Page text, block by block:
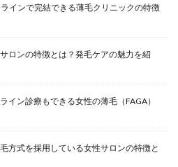
インで完結できる薄毛クリニックの特徴
ロンの特徴とは？発毛ケアの魅力を紹
ン診療もできる女性の薄毛（FAGA）
方式を採用している女性サロンの特徴と